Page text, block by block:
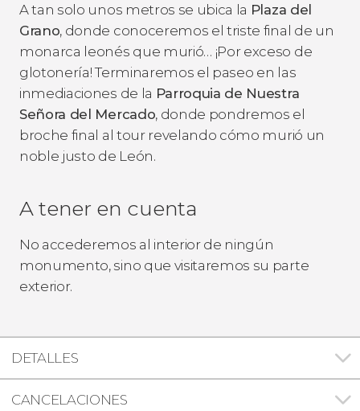
A tan solo unos metros se ubica la Plaza del
Grano, donde conoceremos el triste final de un
monarca leonés que murió… ¡Por exceso de
glotonería! Terminaremos el paseo en las
inmediaciones de la Parroquia de Nuestra
Señora del Mercado, donde pondremos el
broche final al tour revelando cómo murió un
noble justo de León.
A tener en cuenta
No accederemos al interior de ningún
monumento, sino que visitaremos su parte
exterior.
DETALLES
CANCELACIONES